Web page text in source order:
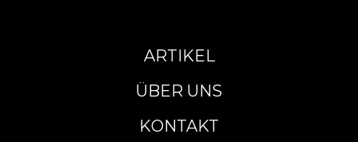
ARTIKEL
ÜBER UNS
KONTAKT